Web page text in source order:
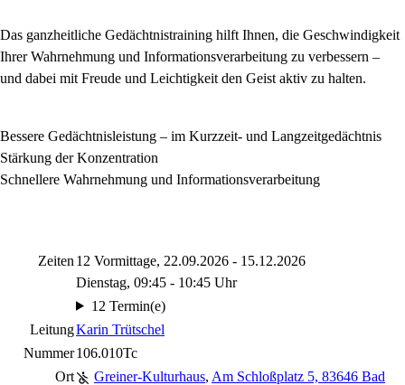
Das ganzheitliche Gedächtnistraining hilft Ihnen, die Geschwindigkeit
Ihrer Wahrnehmung und Informationsverarbeitung zu verbessern –
und dabei mit Freude und Leichtigkeit den Geist aktiv zu halten.
Bessere Gedächtnisleistung – im Kurzzeit- und Langzeitgedächtnis
Stärkung der Konzentration
Schnellere Wahrnehmung und Informationsverarbeitung
Zeiten 12 Vormittage, 22.09.2026 - 15.12.2026
Dienstag, 09:45 - 10:45 Uhr
12 Termin(e)
LeitungKarin Trütschel
Nummer106.010Tc
Ort
Greiner-Kulturhaus, Am Schloßplatz 5, 83646 Bad